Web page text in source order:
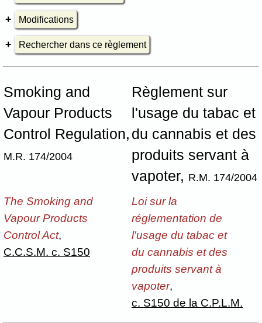
Modifications
Rechercher dans ce règlement
Smoking and
Vapour Products
Control Regulation,
M.R. 174/2004
Règlement sur
l'usage du tabac et
du cannabis et des
produits servant à
vapoter, R.M. 174/2004
The Smoking and
Vapour Products
Control Act,
C.C.S.M. c. S150
Loi sur la
réglementation de
l'usage du tabac et
du cannabis et des
produits servant à
vapoter,
c. S150 de la C.P.L.M.